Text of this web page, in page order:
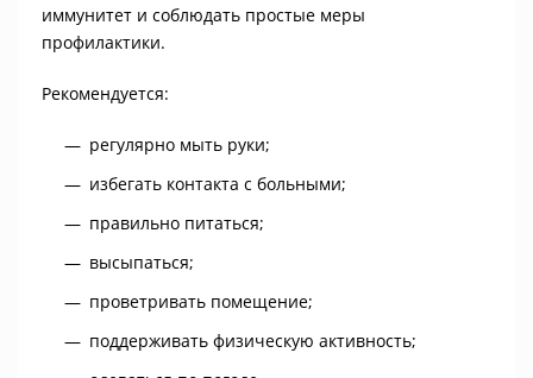
иммунитет и соблюдать простые меры
профилактики.
Рекомендуется:
регулярно мыть руки;
избегать контакта с больными;
правильно питаться;
высыпаться;
проветривать помещение;
поддерживать физическую активность;